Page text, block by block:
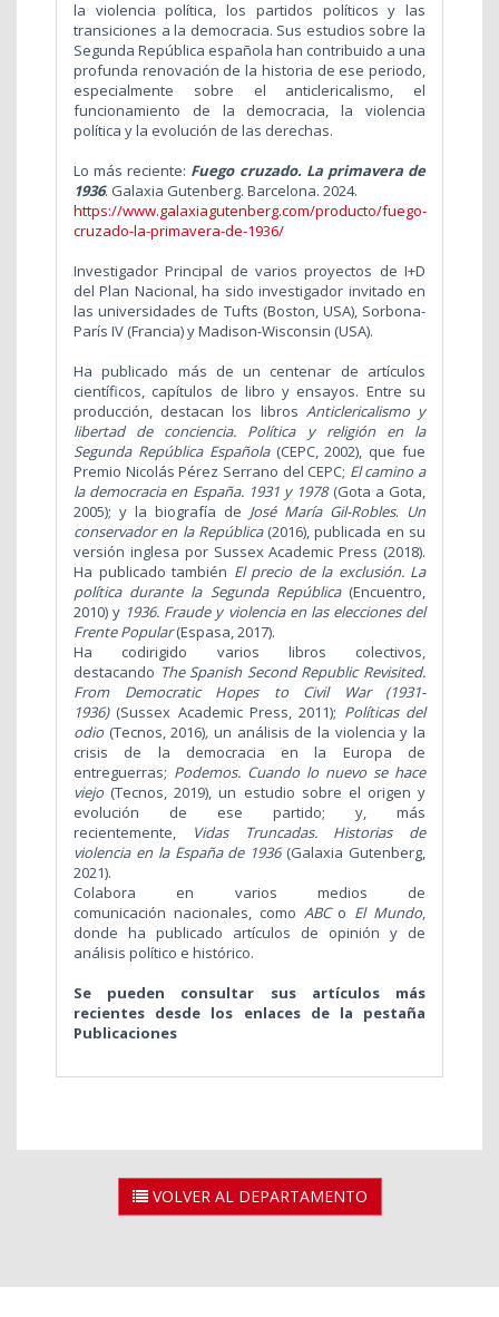
la violencia política, los partidos políticos y las
transiciones a la democracia. Sus estudios sobre la
Segunda República española han contribuido a una
profunda renovación de la historia de ese periodo,
especialmente sobre el anticlericalismo, el
funcionamiento de la democracia, la violencia
política y la evolución de las derechas.
Lo más reciente: Fuego cruzado. La primavera de
1936. Galaxia Gutenberg. Barcelona. 2024.
https://www.galaxiagutenberg.com/producto/fuego-
cruzado-la-primavera-de-1936/
Investigador Principal de varios proyectos de I+D
del Plan Nacional, ha sido investigador invitado en
las universidades de Tufts (Boston, USA), Sorbona-
París IV (Francia) y Madison-Wisconsin (USA).
Ha publicado más de un centenar de artículos
científicos, capítulos de libro y ensayos. Entre su
producción, destacan los libros Anticlericalismo y
libertad de conciencia. Política y religión en la
Segunda República Española(CEPC, 2002), que fue
Premio Nicolás Pérez Serrano del CEPC; El camino a
la democracia en España. 1931 y 1978(Gota a Gota,
2005); y la biografía de José María Gil-Robles. Un
conservador en la República (2016), publicada en su
versión inglesa por Sussex Academic Press (2018).
Ha publicado también El precio de la exclusión. La
política durante la Segunda República(Encuentro,
2010) y 1936. Fraude y violencia en las elecciones del
Frente Popular(Espasa, 2017).
Ha codirigido varios libros colectivos,
destacando The Spanish Second Republic Revisited.
From Democratic Hopes to Civil War (1931-
1936)(Sussex Academic Press, 2011); Políticas del
odio (Tecnos, 2016),un análisis de la violencia y la
crisis de la democracia en la Europa de
entreguerras; Podemos. Cuando lo nuevo se hace
viejo (Tecnos, 2019), un estudio sobre el origen y
evolución de ese partido; y, más
recientemente,
Vidas Truncadas. Historias de
violencia en la España de 1936 (Galaxia Gutenberg,
2021).
Colabora en varios medios de
comunicación nacionales, como ABC o El Mundo,
donde ha publicado artículos de opinión y de
análisis político e histórico.
Se pueden consultar sus artículos más
recientes desde los enlaces de la pestaña
Publicaciones
VOLVER AL DEPARTAMENTO